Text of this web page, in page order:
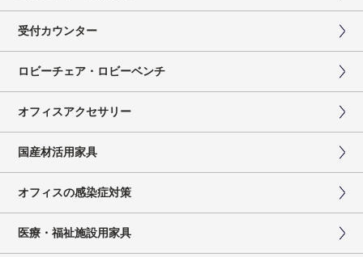
受付カウンター
ロビーチェア・ロビーベンチ
オフィスアクセサリー
国産材活用家具
オフィスの感染症対策
医療・福祉施設用家具